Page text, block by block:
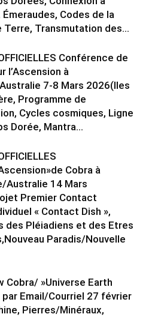
Codes de la
Terre, Transmutation des...
Conférence de
l’Ascension à
7-8 Mars 2026(Iles
Programme de
Cycles cosmiques, Ligne
Dorée, Mantra...
Cobra à
Australie 14 Mars
Premier Contact
« Contact Dish »,
des Pléiadiens et des Etres
Paradis/Nouvelle
Cobra/ »Universe Earth
par Email/Courriel 27 février
Pierres/Minéraux,